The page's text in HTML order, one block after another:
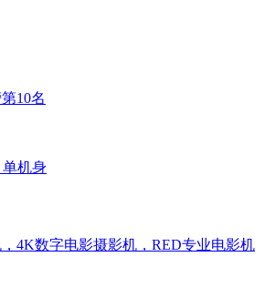
10名
4K数字电影摄影机，RED专业电影机